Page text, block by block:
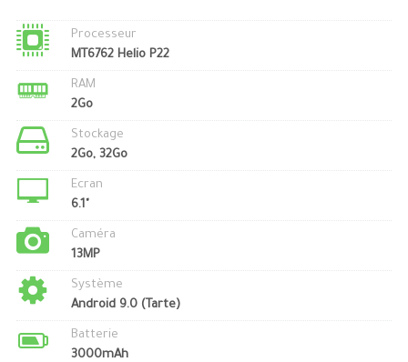
Processeur
MT6762 Helio P22
RAM
2Go
Stockage
2Go, 32Go
Ecran
6.1"
Caméra
13MP
Système
Android 9.0 (Tarte)
Batterie
3000mAh